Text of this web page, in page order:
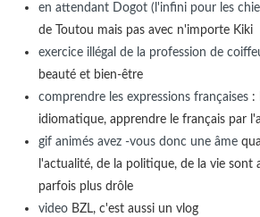
en attendant Dogot (l'infini pour les
de Toutou mais pas avec n'importe Kiki
exercice illégal de la profession de
beauté et bien-être
comprendre les expressions françaises:
idiomatique, apprendre le français par
gif animés avez -vous donc une âme
l'actualité, de la politique, de la vie sont
parfois plus drôle
videoBZL, c'est aussi un vlog